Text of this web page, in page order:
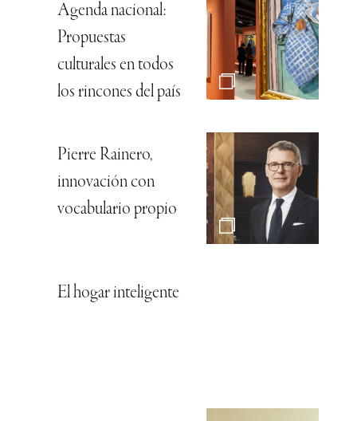
Agenda nacional:
Propuestas
culturales en todos
los rincones del país
Pierre Rainero,
innovación con
vocabulario propio
El hogar inteligente